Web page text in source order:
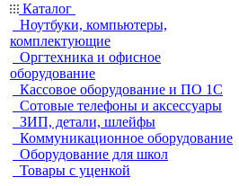
Каталог
Ноутбуки, компьютеры,
комплектующие
Оргтехника и офисное
оборудование
Кассовое оборудование и ПО 1С
Сотовые телефоны и аксессуары
ЗИП, детали, шлейфы
Коммуникационное оборудование
Оборудование для школ
Товары с уценкой